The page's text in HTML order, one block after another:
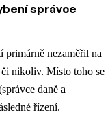
správce
primárně nezaměřil na
či nikoliv. Místo toho se
daně a
řízení.